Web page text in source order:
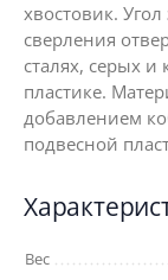
хвостовик.
сверления
сталях, серых и
пластике.
добавлением
подвесной
Вес